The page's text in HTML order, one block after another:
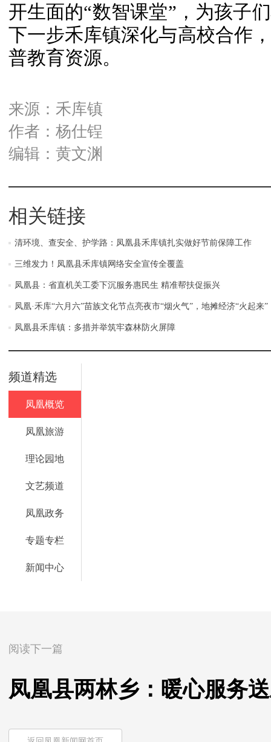
开生面的“数智课堂”，为孩子
下一步禾库镇深化与高校合作
普教育资源。
来源：禾库镇
作者：杨仕锃
编辑：黄文渊
相关链接
清环境、查安全、护学路：凤凰县禾库镇扎实做好节前保障工作
三维发力！凤凰县禾库镇网络安全宣传全覆盖
凤凰县：省直机关工委下沉服务惠民生 精准帮扶促振兴
凤凰·禾库“六月六”苗族文化节点亮夜市“烟火气”，地摊经济“火起来”
凤凰县禾库镇：多措并举筑牢森林防火屏障
频道精选
凤凰概览
凤凰旅游
理论园地
文艺频道
凤凰政务
专题专栏
新闻中心
阅读下一篇
凤凰县两林乡：暖心服务